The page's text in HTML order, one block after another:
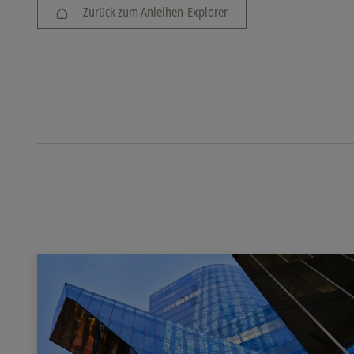
Zurück zum Anleihen-Explorer